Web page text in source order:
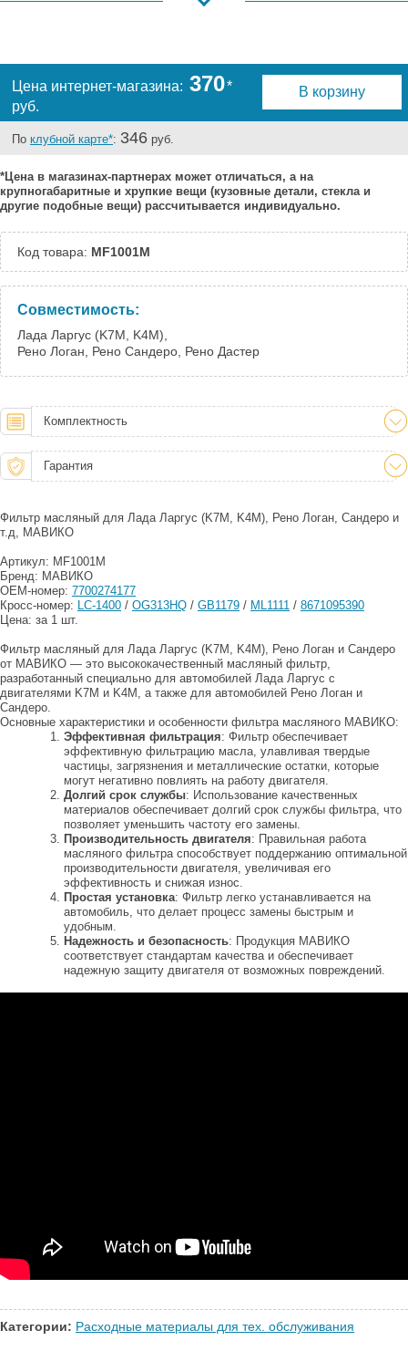
Краснодар:
Под заказ
Нальчик:
Самара:
Под заказ
Тюмень:
Есть
Челябинск:
Есть
Цена интернет-магазина: 370*
руб.
В корзину
По клубной карте*: 346 руб.
*Цена в магазинах-партнерах может отличаться, а на
крупногабаритные и хрупкие вещи (кузовные детали, стекла и
другие подобные вещи) рассчитывается индивидуально.
Код товара: MF1001M
Совместимость:
Лада Ларгус (K7M, K4M),
Рено Логан, Рено Сандеро, Рено Дастер
Комплектность
Гарантия
Фильтр масляный для Лада Ларгус (K7M, K4M), Рено Логан, Сандеро и
т.д, МАВИКО
Артикул: MF1001M
Бренд: МАВИКО
OEM-номер: 7700274177
Кросс-номер:
LC-1400 / OG313HQ / GB1179 / ML1111 / 8671095390
Цена: за 1 шт.
Фильтр масляный для Лада Ларгус (K7M, K4M), Рено Логан и Сандеро
от МАВИКО — это высококачественный масляный фильтр,
разработанный специально для автомобилей Лада Ларгус с
двигателями K7M и K4M, а также для автомобилей Рено Логан и
Сандеро.
Основные характеристики и особенности фильтра масляного МАВИКО:
Эффективная фильтрация: Фильтр обеспечивает
эффективную фильтрацию масла, улавливая твердые
частицы, загрязнения и металлические остатки, которые
могут негативно повлиять на работу двигателя.
Долгий срок службы: Использование качественных
материалов обеспечивает долгий срок службы фильтра, что
позволяет уменьшить частоту его замены.
Производительность двигателя: Правильная работа
масляного фильтра способствует поддержанию оптимальной
производительности двигателя, увеличивая его
эффективность и снижая износ.
Простая установка: Фильтр легко устанавливается на
автомобиль, что делает процесс замены быстрым и
удобным.
Надежность и безопасность: Продукция МАВИКО
соответствует стандартам качества и обеспечивает
надежную защиту двигателя от возможных повреждений.
Категории: Расходные материалы для тех. обслуживания